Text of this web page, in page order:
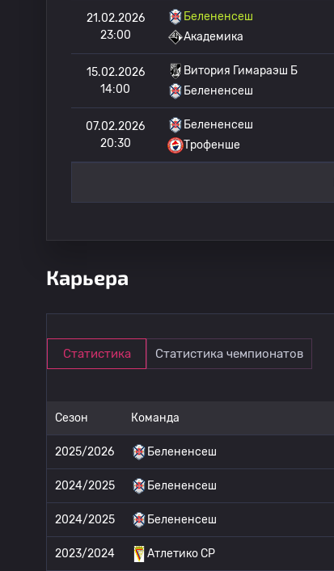
21.02.2026
23:00
Белененсеш
Академика
15.02.2026
14:00
Витория Гимараэш Б
Белененсеш
07.02.2026
20:30
Белененсеш
Трофенше
Карьера
Статистика Статистика чемпионатов
Сезон Команда
2025/2026 Белененсеш
2024/2025 Белененсеш
2024/2025 Белененсеш
2023/2024 Атлетико CP